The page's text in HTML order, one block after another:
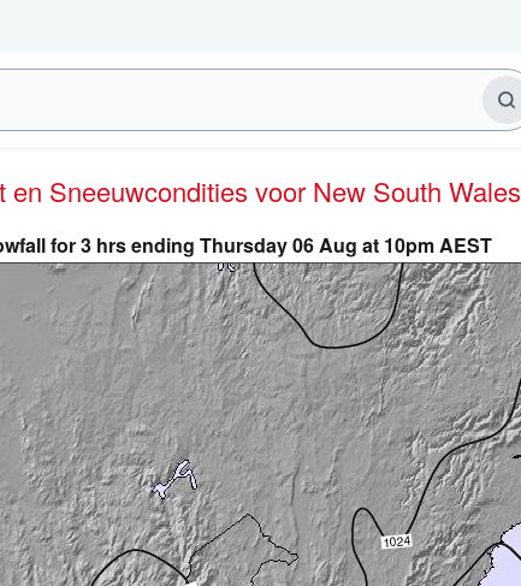
en Sneeuwcondities voor New South Wales
for 3 hrs ending Thursday 06 Aug at 10pm AEST